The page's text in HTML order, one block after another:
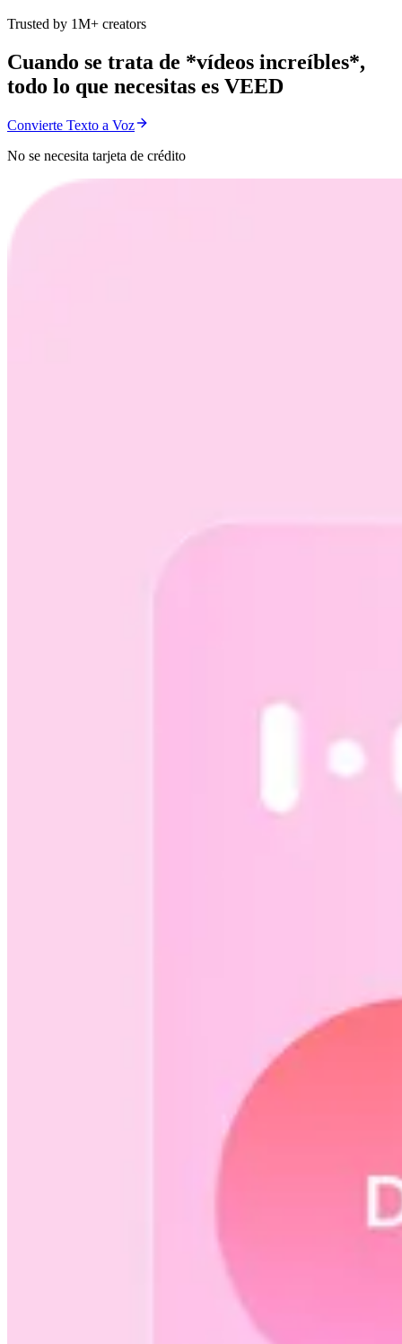
Trusted by 1M+ creators
Cuando se trata de *vídeos increíbles*,
todo lo que necesitas es VEED
Convierte Texto a Voz
No se necesita tarjeta de crédito